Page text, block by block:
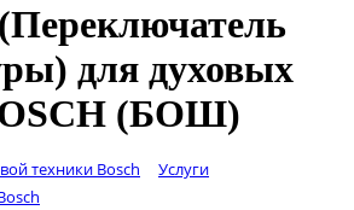
для духовых
(БОШ)
техники Bosch
Услуги